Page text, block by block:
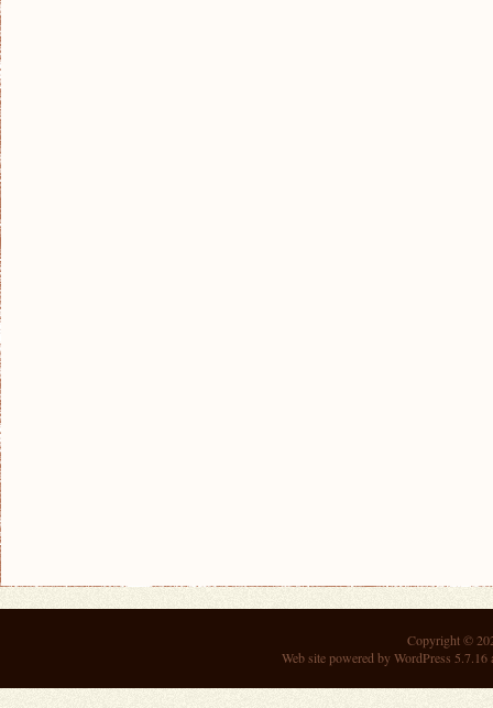
Copyright ©
Web site powered byWordPress 5.7.16